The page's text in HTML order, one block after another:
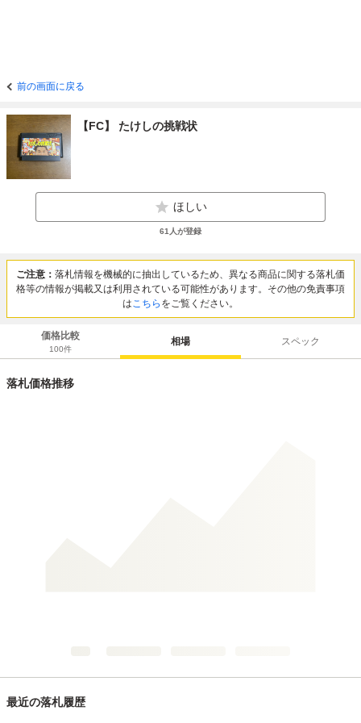
前の画面に戻る
【FC】 たけしの挑戦状
ほしい
61 人が登録
ご注意： 落札情報を機械的に抽出しているため、異なる商品に関する落札価
格等の情報が掲載又は利用されている可能性があります。その他の免責事項
はこちら をご覧ください。
価格比較
100件
相場 スペック
落札価格推移
最近の落札履歴